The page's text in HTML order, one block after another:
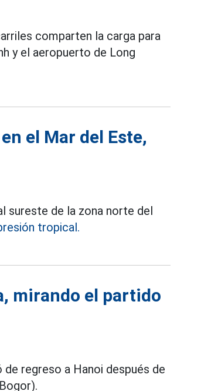
comparten la carga para
y el aeropuerto de Long
el Mar del Este,
sureste de la zona norte del
tropical.
mirando el partido
de regreso a Hanoi después de